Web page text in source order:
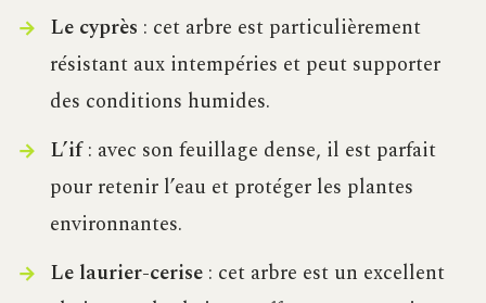
Le cyprès : cet arbre est particulièrement
résistant aux intempéries et peut supporter
des conditions humides.
L’if: avec son feuillage dense, il est parfait
pour retenir l’eau et protéger les plantes
environnantes.
Le laurier-cerise: cet arbre est un excellent